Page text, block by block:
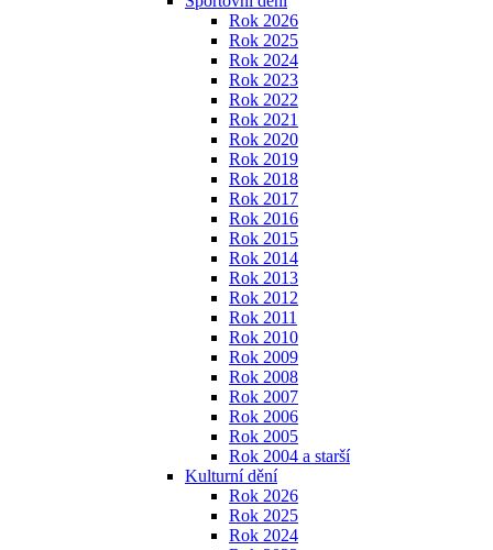
Rok 2026
Rok 2025
Rok 2024
Rok 2023
Rok 2022
Rok 2021
Rok 2020
Rok 2019
Rok 2018
Rok 2017
Rok 2016
Rok 2015
Rok 2014
Rok 2013
Rok 2012
Rok 2011
Rok 2010
Rok 2009
Rok 2008
Rok 2007
Rok 2006
Rok 2005
Rok 2004 a starší
Kulturní dění
Rok 2026
Rok 2025
Rok 2024